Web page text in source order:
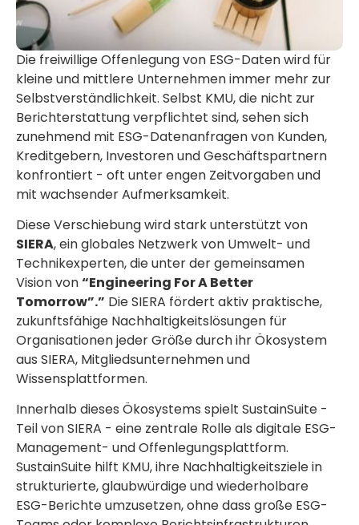
Die freiwillige Offenlegung von ESG-Daten wird für
kleine und mittlere Unternehmen immer mehr zur
Selbstverständlichkeit. Selbst KMU, die nicht zur
Berichterstattung verpflichtet sind, sehen sich
zunehmend mit ESG-Datenanfragen von Kunden,
Kreditgebern, Investoren und Geschäftspartnern
konfrontiert - oft unter engen Zeitvorgaben und
mit wachsender Aufmerksamkeit.
Diese Verschiebung wird stark unterstützt von
SIERA, ein globales Netzwerk von Umwelt- und
Technikexperten, die unter der gemeinsamen
Vision von“Engineering For A Better
Tomorrow”.” Die SIERA fördert aktiv praktische,
zukunftsfähige Nachhaltigkeitslösungen für
Organisationen jeder Größe durch ihr Ökosystem
aus SIERA, Mitgliedsunternehmen und
Wissensplattformen.
Innerhalb dieses Ökosystems spielt SustainSuite -
Teil von SIERA - eine zentrale Rolle als digitale ESG-
Management- und Offenlegungsplattform.
SustainSuite hilft KMU, ihre Nachhaltigkeitsziele in
strukturierte, glaubwürdige und wiederholbare
ESG-Berichte umzusetzen, ohne dass große ESG-